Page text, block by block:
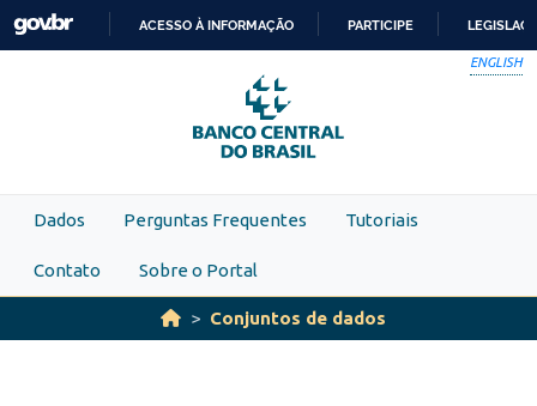
Skip to main content
PARA
O
CONTEÚDO
ACESSO À INFORMAÇÃO PARTICIPE
ENGLISH
Dados Perguntas Frequentes Tutoriais
Contato Sobre o Portal
Conjuntos de dados